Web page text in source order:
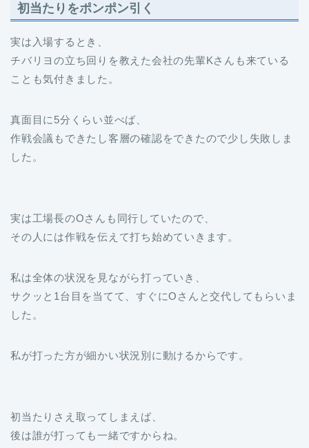
初当たりをポンポン引く
実は入場するとき、
チバリヨの立ち回りを教えた会社の先輩Kさんも来ている
ことも気付きました。
真面目に5分くらい並べば、
作戦会議もできたし客層の確認をできたので少し失敗しま
した。
実は工場長のOさんも同行していたので、
その人には作戦を伝えて打ち始めていきます。
私は全体の状況を見ながら打っていき、
サクッと1台目を当てて、すぐにOさんと交代してもらいま
した。
私が打った方が細かい状況別に動けるからです。
初当たりさえ取ってしまえば、
後は誰が打っても一緒ですからね。